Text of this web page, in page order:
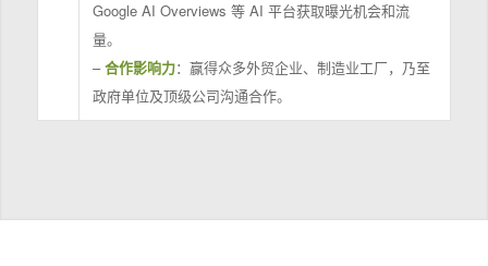
Google AI Overviews 等 AI 平台获取曝光机会和流
量。
–合作影响力：赢得众多外贸企业、制造业工厂，乃至
政府单位及顶级公司沟通合作。